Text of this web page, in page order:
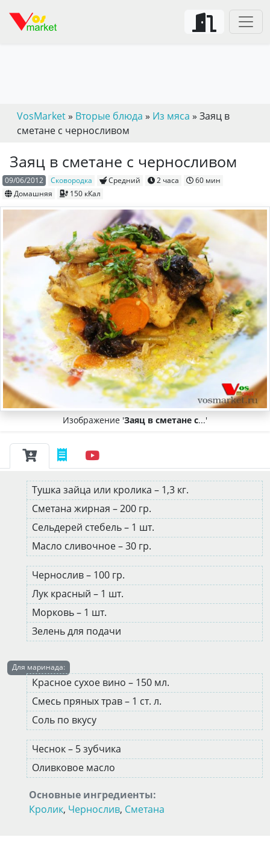
VosMarket» Вторые блюда » Из мяса » Заяц в
сметане с черносливом
Заяц в сметане с черносливом
09/06/2012 Сковородка Средний 2 часа
60 мин
Домашняя
150 кКал
Изображение 'Заяц в сметане с...'
Тушка зайца или кролика – 1,3 кг.
Сметана жирная – 200 гр.
Сельдерей стебель – 1 шт.
Масло сливочное – 30 гр.
Чернослив – 100 гр.
Лук красный – 1 шт.
Морковь – 1 шт.
Зелень для подачи
Для маринада:
Красное сухое вино – 150 мл.
Смесь пряных трав – 1 ст. л.
Соль по вкусу
Чеснок – 5 зубчика
Оливковое масло
Основные ингредиенты:
Кролик, Чернослив, Сметана